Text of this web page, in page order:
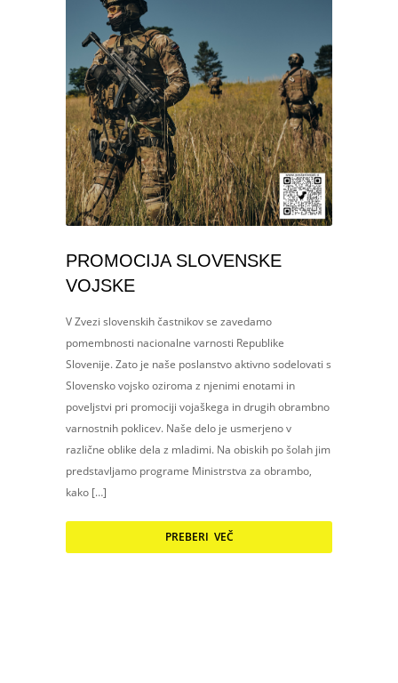
PROMOCIJA SLOVENSKE
VOJSKE
V Zvezi slovenskih častnikov se zavedamo
pomembnosti nacionalne varnosti Republike
Slovenije. Zato je naše poslanstvo aktivno sodelovati s
Slovensko vojsko oziroma z njenimi enotami in
poveljstvi pri promociji vojaškega in drugih obrambno
varnostnih poklicev. Naše delo je usmerjeno v
različne oblike dela z mladimi. Na obiskih po šolah jim
predstavljamo programe Ministrstva za obrambo,
kako […]
PREBERI VEČ